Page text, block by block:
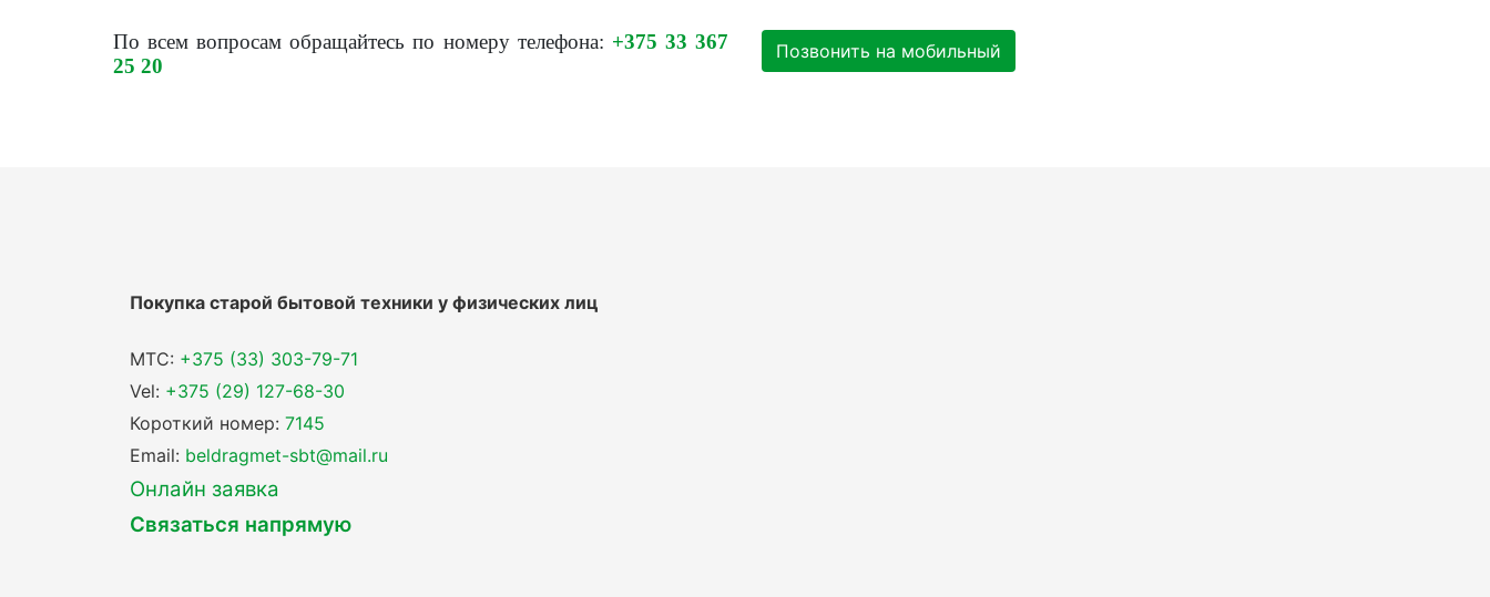
По всем вопросам обращайтесь по номеру телефона: +375 33 367
25 20
Позвонить на мобильный
Покупка старой бытовой техники у физических лиц
MTC: +375 (33) 303-79-71
Vel: +375 (29) 127-68-30
Короткий номер: 7145
Email: beldragmet-sbt@mail.ru
Онлайн заявка
Связаться напрямую